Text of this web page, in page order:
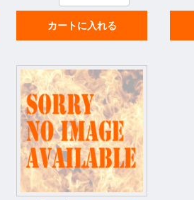
カートに入れる